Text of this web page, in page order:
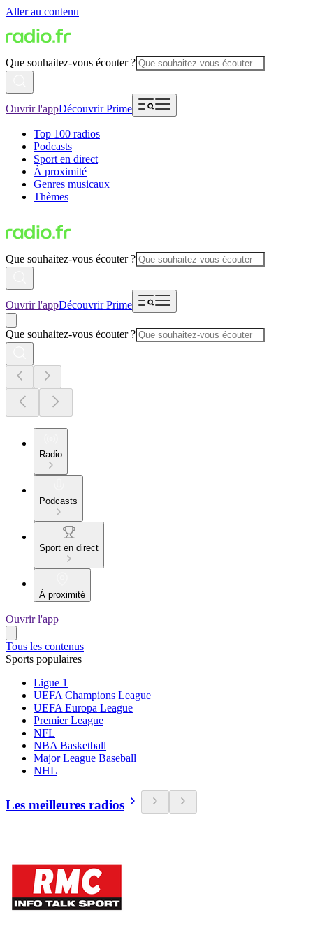
Aller au contenu
Que souhaitez-vous écouter ?
Ouvrir l'appDécouvrir Prime
Top 100 radios
Podcasts
Sport en direct
À proximité
Genres musicaux
Thèmes
Que souhaitez-vous écouter ?
Ouvrir l'appDécouvrir Prime
Que souhaitez-vous écouter ?
Radio
Podcasts
Sport en direct
À proximité
Ouvrir l'app
Tous les contenus
Sports populaires
Ligue 1
UEFA Champions League
UEFA Europa League
Premier League
NFL
NBA Basketball
Major League Baseball
NHL
Les meilleures radios